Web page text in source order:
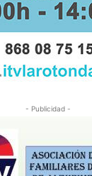
- Publicidad -